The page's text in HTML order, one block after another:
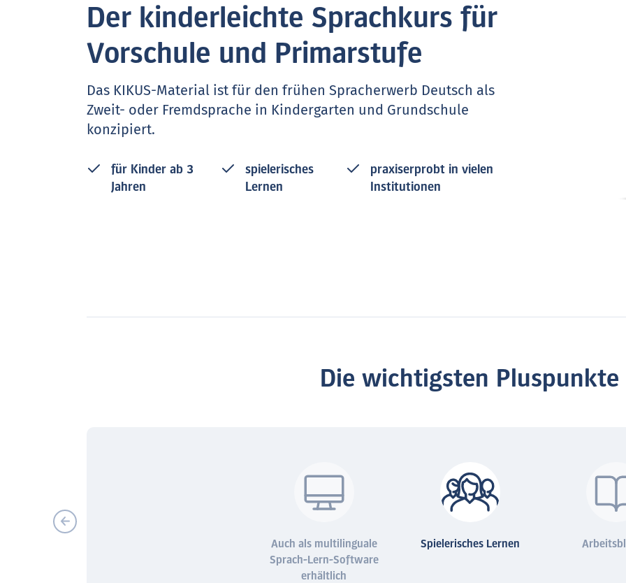
Der kinderleichte Sprachkurs für
Vorschule und Primarstufe
Das KIKUS-Material ist für den frühen Spracherwerb Deutsch als
Zweit- oder Fremdsprache in Kindergarten und Grundschule
konzipiert.
für Kinder ab 3
Jahren
spielerisches
Lernen
praxiserprobt in vielen
Institutionen
Die wichtigsten Pluspunkte
Auch als multilinguale
Sprach-Lern-Software
erhältlich
Spielerisches Lernen